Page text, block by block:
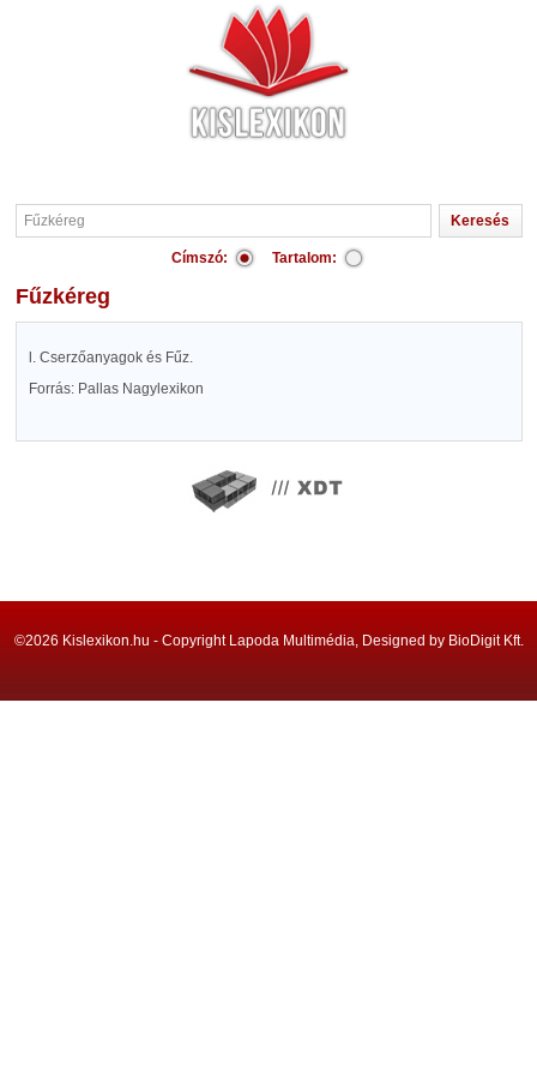
Címszó: Tartalom:
Fűzkéreg
l. Cserzőanyagok és Fűz.
Forrás: Pallas Nagylexikon
©2026 Kislexikon.hu - Copyright Lapoda Multimédia, Designed by BioDigit Kft.